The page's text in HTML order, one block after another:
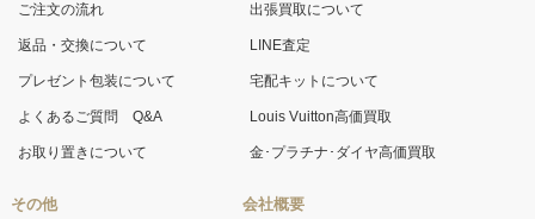
ご注文の流れ
返品・交換について
プレゼント包装について
よくあるご質問 Q&A
お取り置きについて
その他
出張買取について
LINE査定
宅配キットについて
Louis Vuitton高価買取
金･プラチナ･ダイヤ高価買取
会社概要